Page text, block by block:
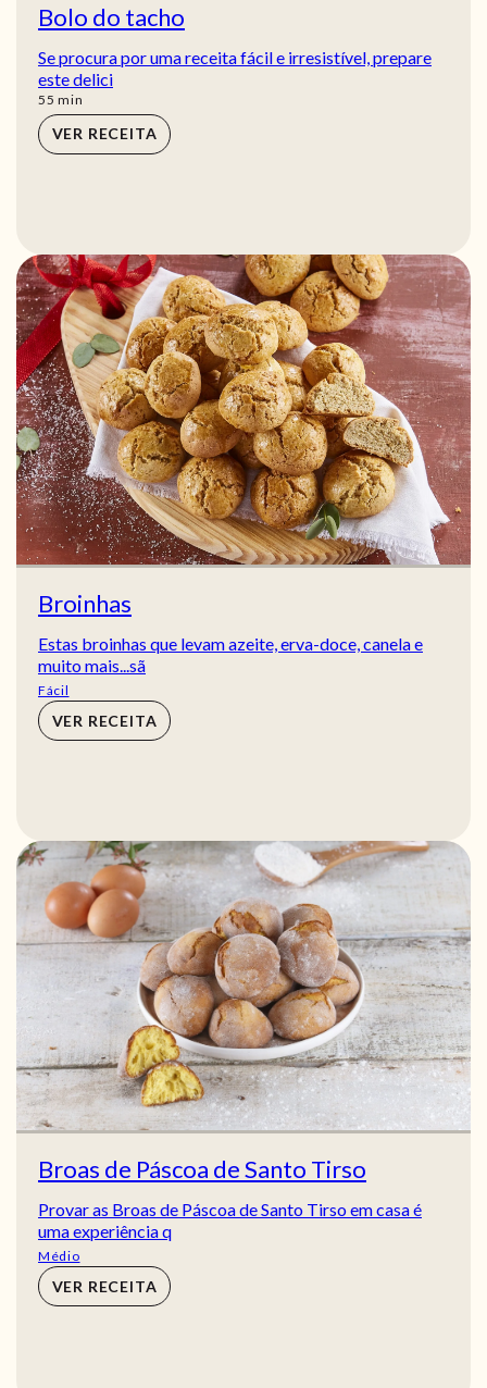
Bolo do tacho
Se procura por uma receita fácil e irresistível, prepare
este delici
55 min
min
VER RECEITA
Broinhas
Estas broinhas que levam azeite, erva-doce, canela e
muito mais...sã
Fácil
VER RECEITA
Broas de Páscoa de Santo Tirso
Provar as Broas de Páscoa de Santo Tirso em casa é
uma experiência q
Médio
VER RECEITA